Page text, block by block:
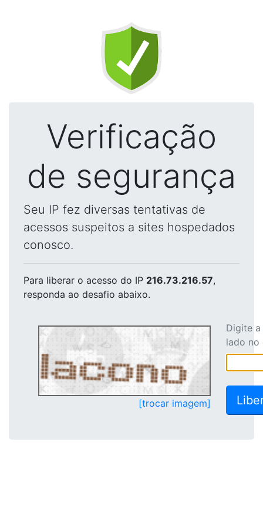
Verificação
de segurança
Seu IP fez diversas tentativas de
acessos suspeitos a sites hospedados
conosco.
Para liberar o acesso do IP 216.73.216.57,
responda ao desafio abaixo.
[trocar imagem]
Digite
lado no